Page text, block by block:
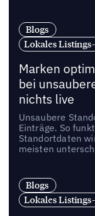
Blogs
Lokales
Marken
bei
nichts live
Unsaubere
Einträge. So
Standortdaten
meisten
Blogs
Lokales